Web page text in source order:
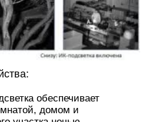
обеспечивает
домом и